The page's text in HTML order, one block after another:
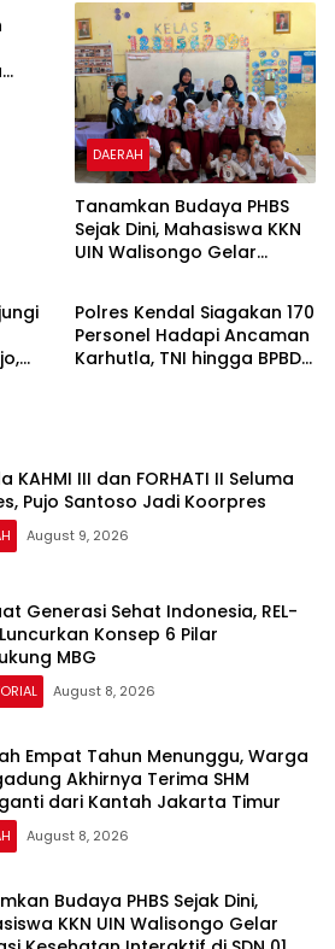
DAERAH
Tanamkan Budaya PHBS
Sejak Dini, Mahasiswa KKN
UIN Walisongo Gelar
Pamriyan
DAERAH
Polres Kendal Siagakan 170
Personel Hadapi Ancaman
Karhutla, TNI hingga BPBD
KAHMI III dan FORHATI II Seluma
Pujo Santoso Jadi Koorpres
August 9, 2026
Generasi Sehat Indonesia, REL-
Konsep 6 Pilar
MBG
August 8, 2026
Empat Tahun Menunggu, Warga
Akhirnya Terima SHM
dari Kantah Jakarta Timur
August 8, 2026
Budaya PHBS Sejak Dini,
KKN UIN Walisongo Gelar